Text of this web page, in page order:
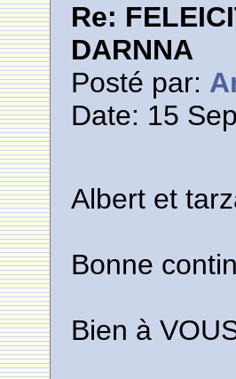
Re:
DARNNA
Posté par:
Date: 15
Albert et
Bonne
Bien à